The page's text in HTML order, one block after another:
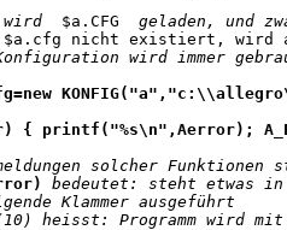
wird $a.CFG
geladen, und
$a.cfg nicht existiert, wird
wird immer
{ printf("%s\n",Aerror);
solcher Funktionen
bedeutet: steht etwas
Klammer ausgeführt
heisst: Programm wird